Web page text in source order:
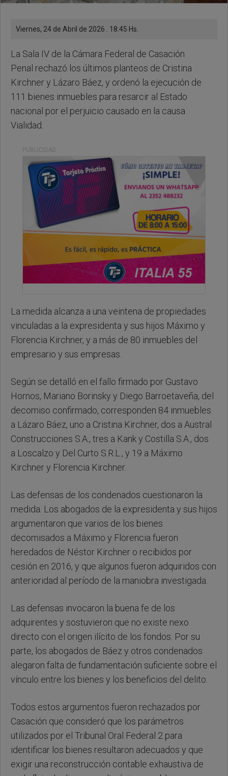
Viernes, 24 de Abril de 2026 . 18:45 Hs.
La Sala IV de la Cámara Federal de Casación
Penal rechazó los últimos planteos de Cristina
Kirchner y Lázaro Báez, y ordenó la ejecución de
111 bienes inmuebles para resarcir al Estado
nacional por el perjuicio causado en la causa
Vialidad.
PUBLICIDAD
La medida alcanza a una veintena de propiedades
vinculadas a la expresidenta y sus hijos Máximo y
Florencia Kirchner, y a más de 80 inmuebles del
empresario y sus empresas.
Según se detalló en el fallo firmado por Gustavo
Hornos, Mariano Borinsky y Diego Barroetaveña, del
decomiso confirmado, corresponden 84 inmuebles
a Lázaro Báez, uno a Cristina Kirchner, dos a Austral
Construcciones S.A., tres a Kank y Costilla S.A., dos
a Loscalzo y Del Curto S.R.L., y 19 a Máximo
Kirchner y Florencia Kirchner.
Las defensas de los condenados cuestionaron la
medida. Los abogados de la expresidenta y sus hijos
argumentaron que varios de los bienes
decomisados a Máximo y Florencia fueron
heredados de Néstor Kirchner o recibidos por
cesión en 2016, y que algunos fueron adquiridos con
anterioridad al período de la maniobra investigada.
Las defensas invocaron la buena fe de los
adquirentes y sostuvieron que no existe nexo
directo con el origen ilícito de los fondos. Por su
parte, los abogados de Báez y otros condenados
alegaron falta de fundamentación suficiente sobre el
vínculo entre los bienes y los beneficios del delito.
Todos estos argumentos fueron rechazados por
Casación que consideró que los parámetros
utilizados por el Tribunal Oral Federal 2 para
identificar los bienes resultaron adecuados y que
exigir una reconstrucción contable exhaustiva de